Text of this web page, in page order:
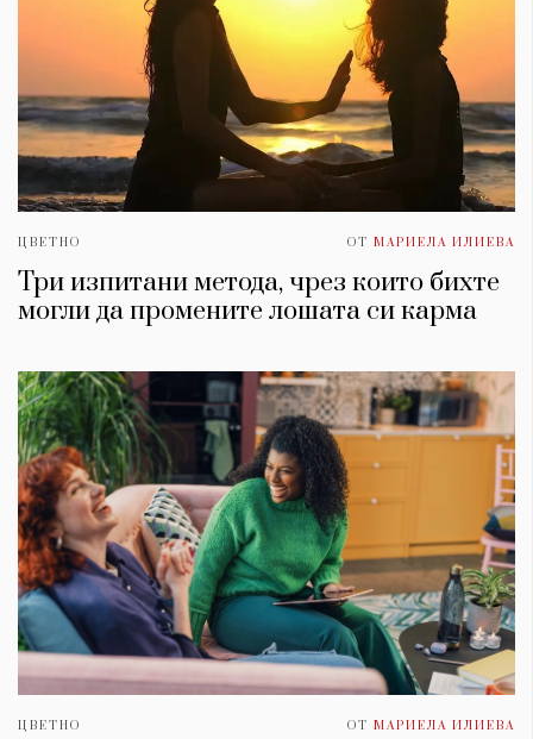
ЦВЕТНО ОТ МАРИЕЛА ИЛИЕВА
Три изпитани метода, чрез които бихте
могли да промените лошата си карма
ЦВЕТНО ОТ МАРИЕЛА ИЛИЕВА